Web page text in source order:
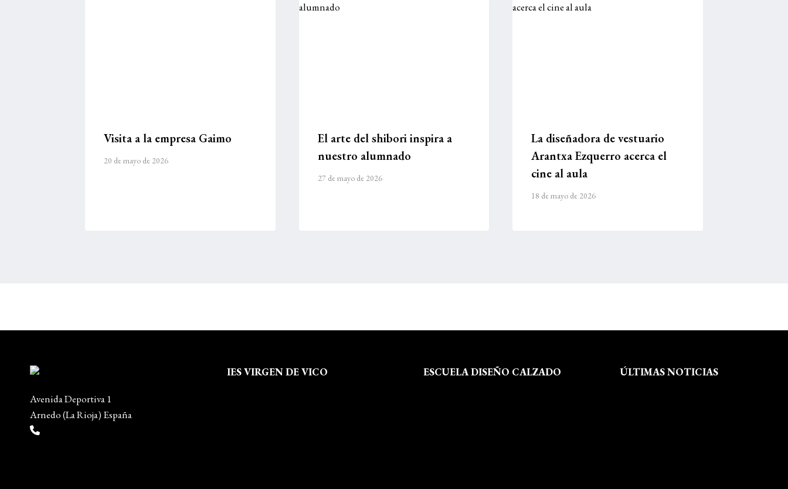
Visita a la empresa Gaimo
20 de mayo de 2026
El arte del shibori inspira a
nuestro alumnado
27 de mayo de 2026
La diseñadora de vestuario
Arantxa Ezquerro acerca el
cine al aula
18 de mayo de 2026
Avenida Deportiva 1
Arnedo (La Rioja) España
IES VIRGEN DE VICO
ESCUELA DISEÑO CALZADO
ÚLTIMAS NOTICIAS